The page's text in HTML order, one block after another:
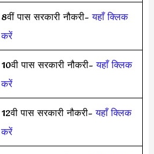
8वीं पास सरकारी नौकरी-यहाँ क्लिक
करें
10वी पास सरकारी नौकरी-यहाँ क्लिक
करें
12वी पास सरकारी नौकरी-यहाँ क्लिक
करें